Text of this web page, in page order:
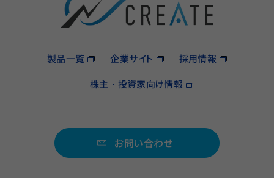
製品一覧 企業サイト
採用情報
株主・投資家向け情報
お問い合わせ